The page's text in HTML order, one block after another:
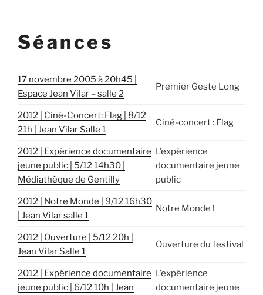
Séances
17 novembre 2005 à 20h45 |
Espace Jean Vilar – salle 2
Premier Geste Long
2012 | Ciné-Concert: Flag | 8/12
21h | Jean Vilar Salle 1
Ciné-concert : Flag
2012 | Expérience documentaire
jeune public | 5/12 14h30 |
Médiathèque de Gentilly
L’expérience
documentaire jeune
public
2012 | Notre Monde | 9/12 16h30
| Jean Vilar salle 1
Notre Monde !
2012 | Ouverture | 5/12 20h |
Jean Vilar Salle 1
Ouverture du festival
2012 | Expérience documentaire
jeune public | 6/12 10h | Jean
L’expérience
documentaire jeune